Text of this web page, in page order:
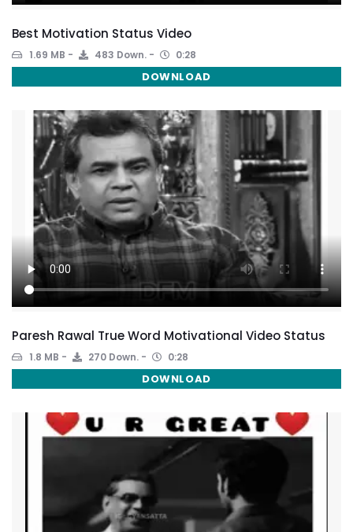
Best Motivation Status Video
1.69 MB 483 Down. 0:28
DOWNLOAD
Paresh Rawal True Word Motivational Video Status
1.8 MB 270 Down. 0:28
DOWNLOAD